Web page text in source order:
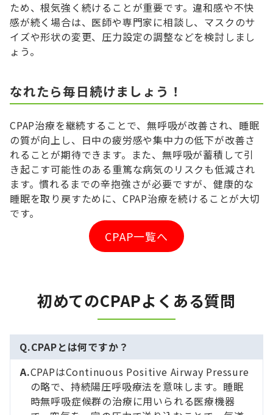
ため、根気強く続けることが重要です。違和感や不快
感が続く場合は、医師や専門家に相談し、マスクのサ
イズや形状の変更、圧力設定の調整などを検討しまし
ょう。
なれたら毎日続けましょう！
CPAP治療を継続することで、無呼吸が改善され、睡眠
の質が向上し、日中の疲労感や集中力の低下が改善さ
れることが期待できます。また、無呼吸が蓄積して引
き起こす可能性のある重篤な病気のリスクも低減され
ます。慣れるまでの辛抱強さが必要ですが、健康的な
睡眠を取り戻すために、CPAP治療を続けることが大切
です。
CPAP一覧へ
初めてのCPAPよくある質問
CPAPとは何ですか？
CPAPはContinuous Positive Airway Pressure
の略で、持続陽圧呼吸療法を意味します。睡眠
時無呼吸症候群の治療に用いられる医療機器